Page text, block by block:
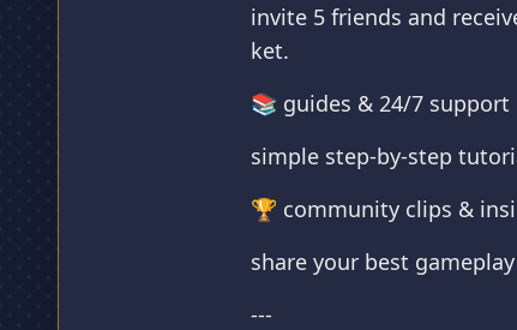
invite 5 friends and
ket.
📚 guides & 24/7 support
simple step-by-step
🏆 community clips &
share your best
---